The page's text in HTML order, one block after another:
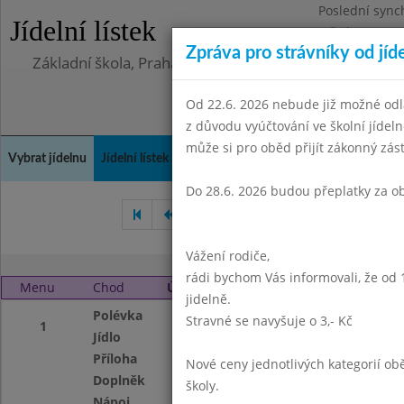
Jídelní lístek
Poslední
Středa
Základní škola, Praha 4, Na Líše 16
Vybrat jídelnu Jídelní lístek Kontakty a informace
Menu Chod Úterý 1. 6. 2021 (11:30 - 13:45)
1
Polévka
Pórková
Jídlo
Příloha
bramborová kaše
Doplněk
Zpráva pro strávníky od
Od 22.6. 2026 nebude již možné
z důvodu vyúčtování ve školní
může si pro oběd přijít zákonný
Do 28.6. 2026 budou přeplatky za
Vážení rodiče,
rádi bychom Vás informovali, že od
jidelně.
Stravné se navyšuje o 3,- Kč
Nové ceny jednotlivých kategorií
školy.